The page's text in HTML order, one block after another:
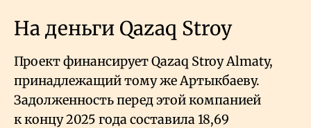
На деньги Qazaq Stroy
Проект финансирует Qazaq Stroy Almaty,
принадлежащий тому же Артыкбаеву.
Задолженность перед этой компанией
к концу 2025 года составила 18,69